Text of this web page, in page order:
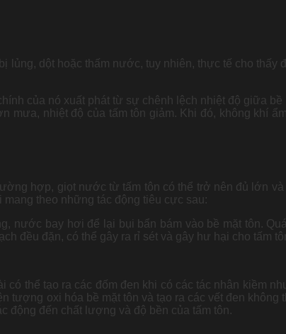
lủng, dột hoặc thấm nước, tuy nhiên, thực tế cho thấy
của nó xuất phát từ sự chênh lệch nhiệt độ giữa bề
nhiệt độ của tấm tôn giảm. Khi đó, không khí
hợp, giọt nước từ tấm tôn có thể trở nên đủ lớn
theo những tác động tiêu cực sau:
nước bay hơi để lại bụi bẩn bám vào bề mặt tôn.
đều đặn, có thể gây ra rỉ sét và gây hư hại cho tấm
thể tạo ra các đốm đen khi có các tác nhân kiềm
oxi hóa bề mặt tôn và tạo ra các vết đen
động đến chất lượng và độ bền của tấm tôn.